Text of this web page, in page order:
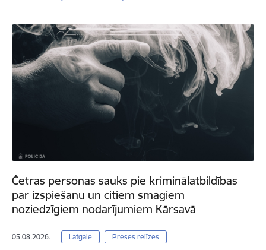
Četras personas sauks pie kriminālatbildības
par izspiešanu un citiem smagiem
noziedzīgiem nodarījumiem Kārsavā
05.08.2026. Latgale Preses relīzes